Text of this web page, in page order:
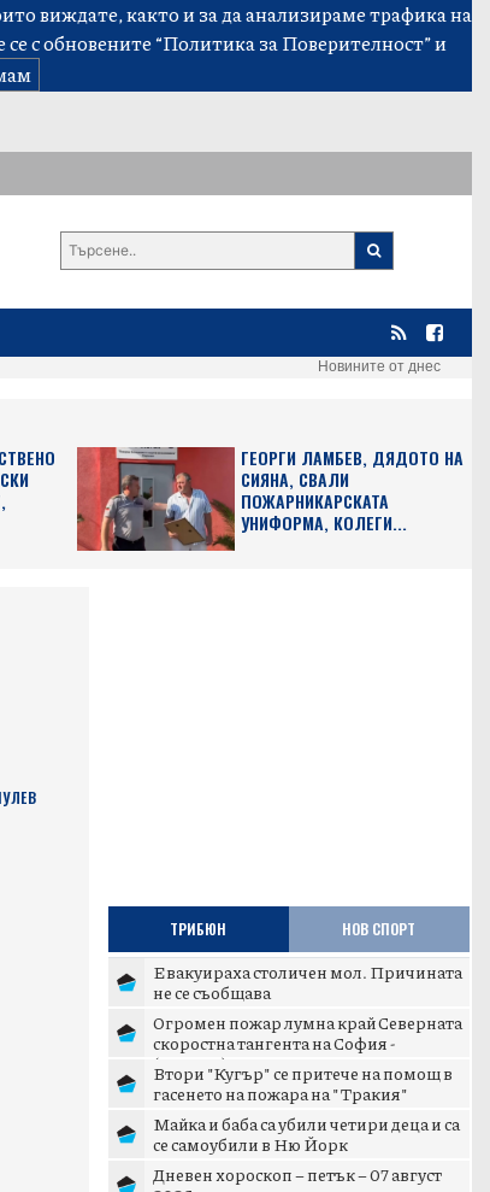
виждате, както и за да анализираме трафика на
с обновените“Политика за Поверителност”и
Новините от днес
ГЕОРГИ ЛАМБЕВ, ДЯДОТО НА
СИЯНА, СВАЛИ
ПОЖАРНИКАРСКАТА
УНИФОРМА, КОЛЕГИ...
ТРИБЮН НОВ СПОРТ
Евакуираха столичен мол. Причината
не се съобщава
Огромен пожар лумна край Северната
скоростна тангента на София -
(ВИДЕО)
Втори "Кугър" се притече на помощ в
гасенето на пожара на "Тракия"
Майка и баба са убили четири деца и са
се самоубили в Ню Йорк
Дневен хороскоп – петък – 07 август